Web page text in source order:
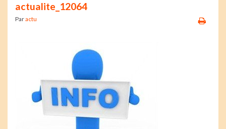
actualite_12064
Paractu